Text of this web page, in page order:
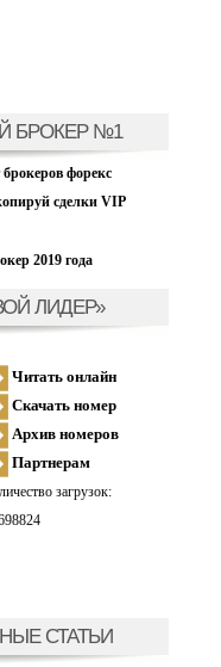
БРОКЕР №1
форекс
сделки VIP
2019 года
ЛИДЕР»
Читать онлайн
Скачать номер
Архив номеров
Партнерам
загрузок:
СТАТЬИ